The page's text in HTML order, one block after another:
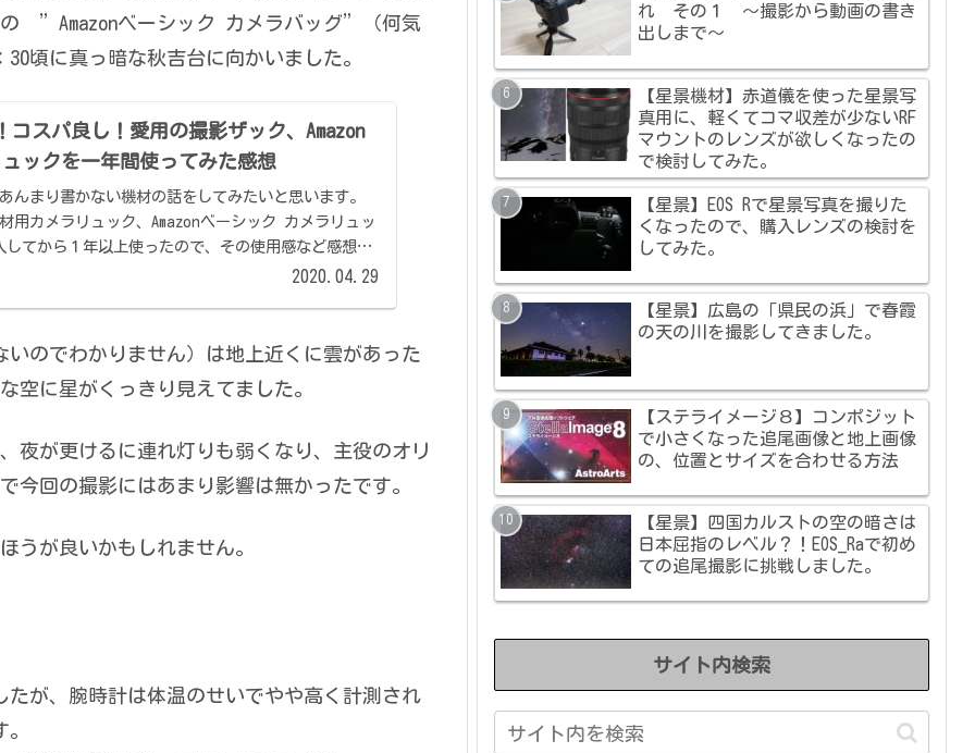
”Amazonベーシック カメラバッグ”（何気
頃に真っ暗な秋吉台に向かいました。
スパ良し！愛用の撮影ザック、Amazon
ックを一年間使ってみた感想
んまり書かない機材の話をしてみたいと思います。
用カメラリュック、Amazonベーシック カメラリュッ
てから１年以上使ったので、その使用感など感想を
2020.04.29
のでわかりません）は地上近くに雲があった
空に星がくっきり見えてました。
夜が更けるに連れ灯りも弱くなり、主役のオリ
今回の撮影にはあまり影響は無かったです。
うが良いかもしれません。
が、腕時計は体温のせいでやや高く計測され
れ その１ ～撮影から動画の書き
出しまで～
【星景機材】赤道儀を使った星景写
真用に、軽くてコマ収差が少ないRF
マウントのレンズが欲しくなったの
で検討してみた。
【星景】EOS Rで星景写真を撮りた
くなったので、購入レンズの検討を
してみた。
【星景】広島の「県民の浜」で春霞
の天の川を撮影してきました。
【ステライメージ８】コンポジット
で小さくなった追尾画像と地上画像
の、位置とサイズを合わせる方法
【星景】四国カルストの空の暗さは
日本屈指のレベル？！EOS_Raで初め
ての追尾撮影に挑戦しました。
サイト内検索